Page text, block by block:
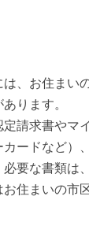
、お住まい
ります。
請求書やマ
ードなど）
要な書類は
住まいの市